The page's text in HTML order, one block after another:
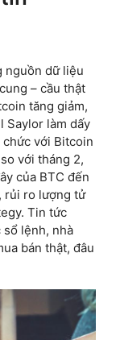
nguồn dữ liệu
– cầu thật
tăng giảm,
Saylor làm dấy
chức với Bitcoin
với tháng 2,
của BTC đến
rủi ro lượng tử
Tin tức
lệnh, nhà
bán thật, đâu